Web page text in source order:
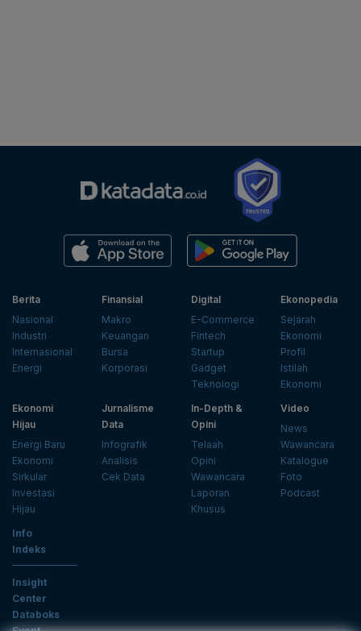
Berita
Nasional
Industri
Internasional
Energi
Finansial
Makro
Keuangan
Bursa
Korporasi
Digital
E-Commerce
Fintech
Startup
Gadget
Teknologi
Ekonopedia
Sejarah
Ekonomi
Profil
Istilah
Ekonomi
Ekonomi
Hijau
Energi Baru
Ekonomi
Sirkular
Investasi
Hijau
Jurnalisme
Data
Infografik
Analisis
Cek Data
In-Depth &
Opini
Telaah
Opini
Wawancara
Laporan
Khusus
Video
News
Wawancara
Katalogue
Foto
Podcast
Info
Indeks
Insight
Center
Databoks